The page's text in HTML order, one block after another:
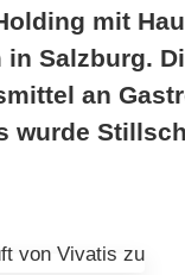
mit
Salzburg.
an
wurde